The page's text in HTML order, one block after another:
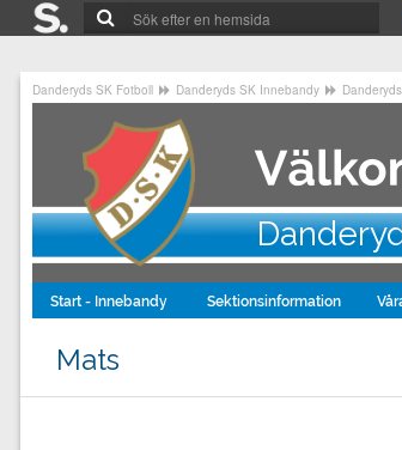
Danderyds SK Fotboll Danderyds SK Innebandy
Start - Innebandy Sektionsinformation
Mats